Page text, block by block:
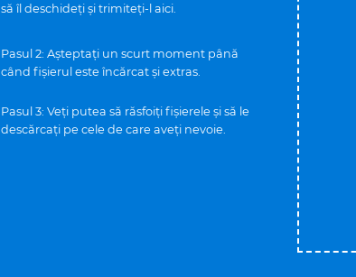
să îl deschideți și trimiteți-l aici.
Pasul 2: Așteptați un scurt moment până
când fișierul este încărcat și extras.
Pasul 3: Veți putea să răsfoiți fișierele și să le
descărcați pe cele de care aveți nevoie.